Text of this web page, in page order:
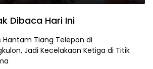
Dibaca Hari Ini
Hantam Tiang Telepon di
Jadi Kecelakaan Ketiga di Titik